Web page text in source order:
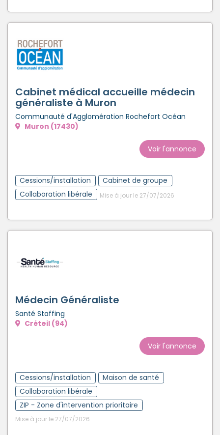
Cabinet médical accueille médecin
généraliste à Muron
Communauté d'Agglomération Rochefort Océan
Muron (17430)
Voir l'annonce
Cessions/installation
Cabinet de groupe
Collaboration libérale
Mise à jour le 27/07/2026
Médecin Généraliste
Santé Staffing
Créteil (94)
Voir l'annonce
Cessions/installation
Maison de santé
Collaboration libérale
ZIP - Zone d'intervention prioritaire
Mise à jour le 27/07/2026